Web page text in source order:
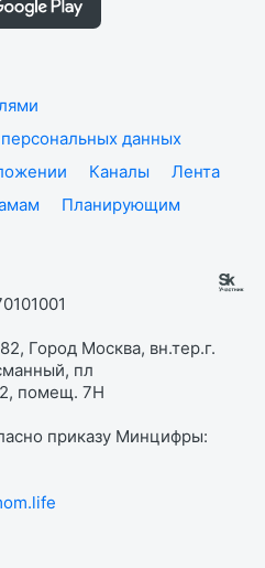
данных
Каналы
Лента
Планирующим
Город Москва, вн.тер.г.
пл
2, помещ. 7Н
приказу Минцифры: